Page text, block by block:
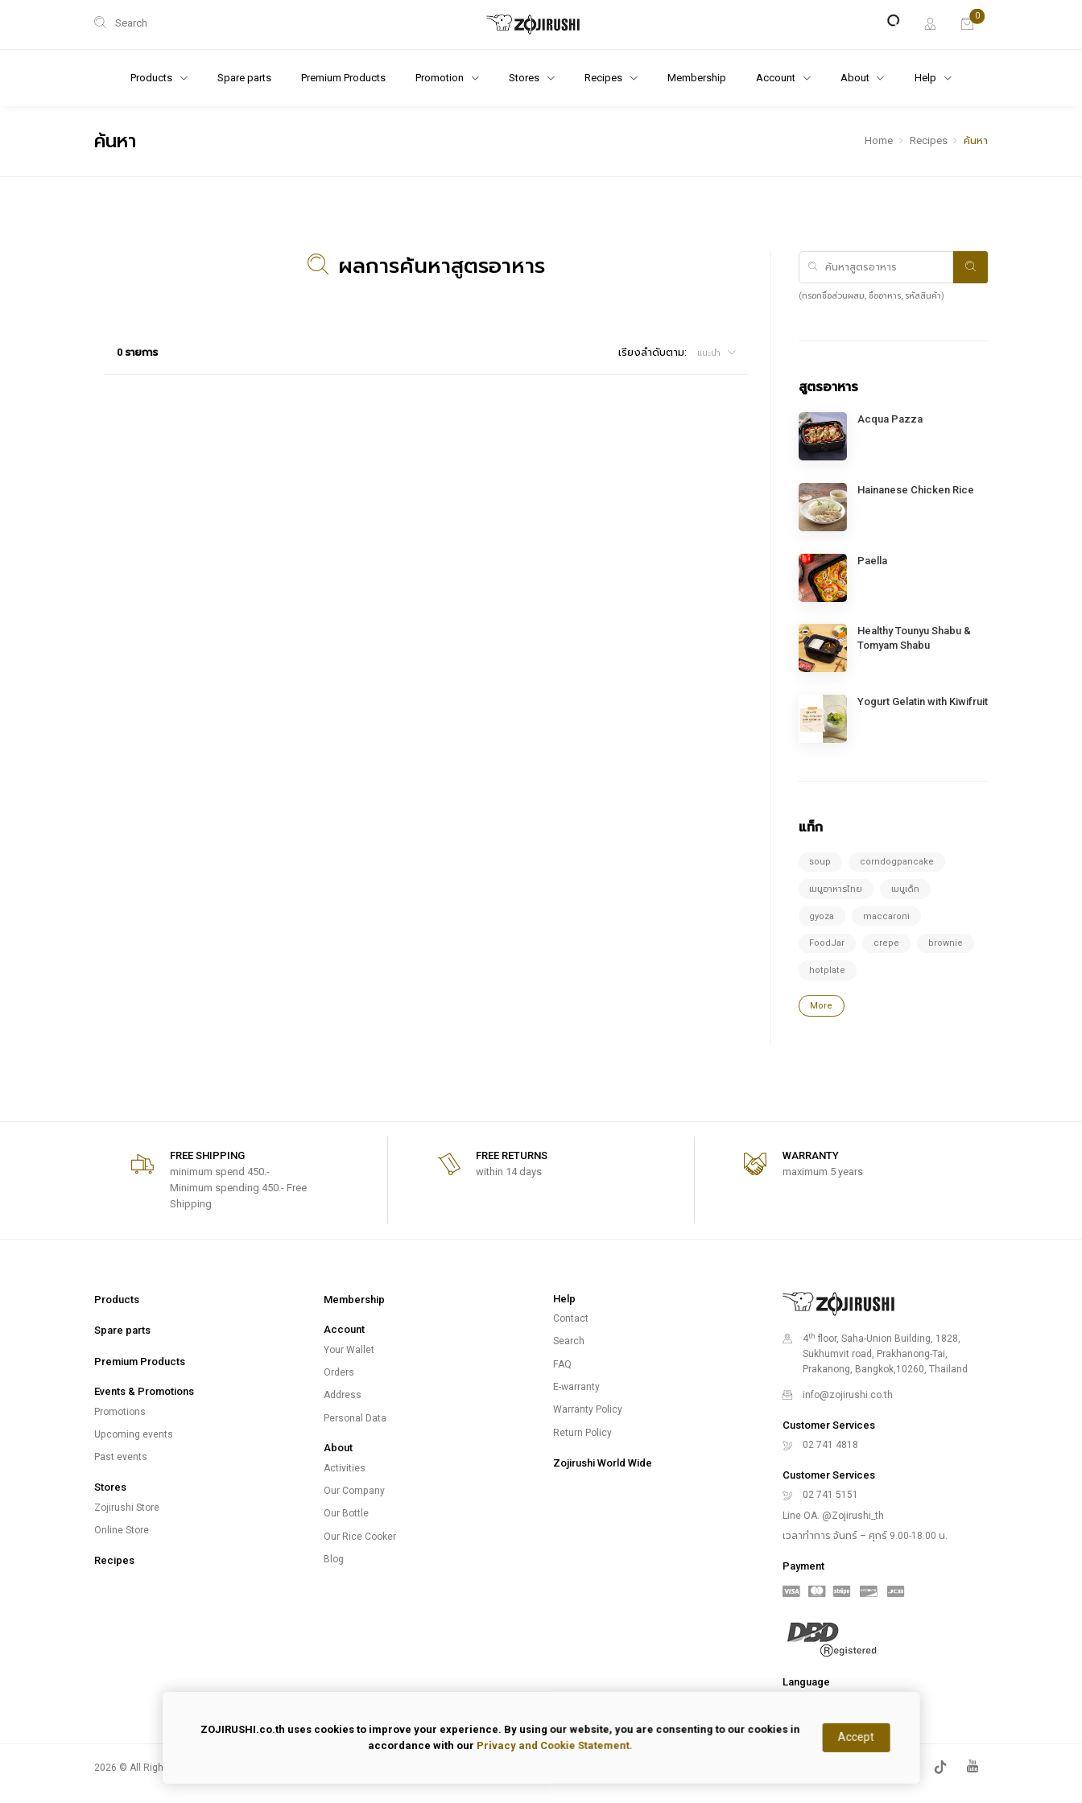
Search
0
Products Spare parts Premium Products Promotion Stores Recipes Membership Account About Help
ค้นหา Home Recipes ค้นหา
ผลการค้นหาสูตรอาหาร
0 รายการ เรียงลำดับตาม: แนะนำ
(กรอกชื่อส่วนผสม, ชื่ออาหาร, รหัสสินค้า)
สูตรอาหาร
Acqua Pazza
Hainanese Chicken Rice
Paella
Healthy Tounyu Shabu &
Tomyam Shabu
Yogurt Gelatin with Kiwifruit
แท็ก
soup corndogpancake
เมนูอาหารไทย เมนูเด็ก
gyoza maccaroni
FoodJar crepe brownie
hotplate
More
FREE SHIPPING
minimum spend 450.-
Minimum spending 450.- Free
Shipping
FREE RETURNS
within 14 days
WARRANTY
maximum 5 years
Products
Spare parts
Premium Products
Events & Promotions
Promotions
Upcoming events
Past events
Stores
Zojirushi Store
Online Store
Recipes
Membership
Account
Your Wallet
Orders
Address
Personal Data
About
Activities
Our Company
Our Bottle
Our Rice Cooker
Blog
Help
Contact
Search
FAQ
E-warranty
Warranty Policy
Return Policy
Zojirushi World Wide
4th floor, Saha-Union Building, 1828,
Sukhumvit road, Prakhanong-Tai,
Prakanong, Bangkok,10260, Thailand
info@zojirushi.co.th
Customer Services
02 741 4818
Customer Services
02 741 5151
Line OA. @Zojirushi_th
เวลาทำการ จันทร์ – ศุกร์ 9.00-18.00 น.
Payment
Language
2026 © All Rights Reserved.
ZOJIRUSHI.co.th uses cookies to improve your experience. By using our website, you are consenting to our cookies in
accordance with our Privacy and Cookie Statement.
Accept